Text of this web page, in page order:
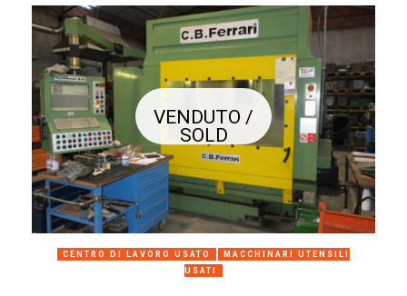
VENDUTO /
SOLD
CENTRO DI LAVORO USATO
MACCHINARI UTENSILI
USATI